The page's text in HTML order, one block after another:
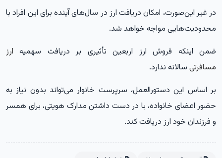
در غیر این‌صورت، امکان دریافت ارز در سال‌های آینده برای این افراد با
محدودیت‌هایی مواجه خواهد شد.
ضمن اینکه فروش ارز اربعین تأثیری بر دریافت سهمیه ارز
مسافرتی سالانه ندارد.
بر اساس این دستورالعمل، سرپرست خانوار می‌تواند بدون نیاز به
حضور اعضای خانواده، با در دست داشتن مدارک هویتی، برای همسر
و فرزندان خود ارز دریافت کند.